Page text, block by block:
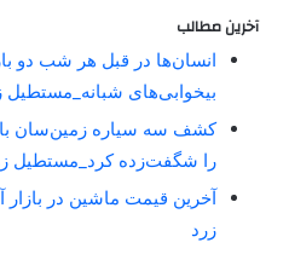
آخرین مطالب
انسان‌ها در قبل هر شب دو
بیخوابی‌های شبانه_مستطیل
کشف سه سیاره زمین‌سان
را شگفت‌زده کرد_مستطیل
زرد